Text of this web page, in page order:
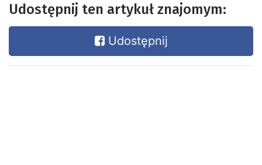
Udostępnij ten artykuł znajomym:
Udostępnij